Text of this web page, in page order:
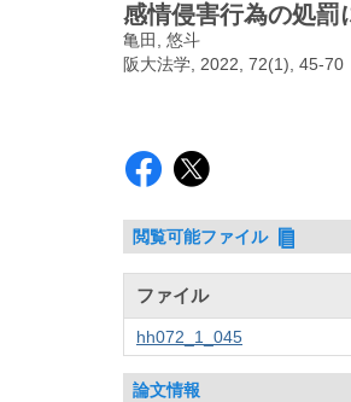
感情侵害行為の処罰
亀田, 悠斗
阪大法学, 2022, 72(1), 45-70
閲覧可能ファイル
ファイル
hh072_1_045
論文情報